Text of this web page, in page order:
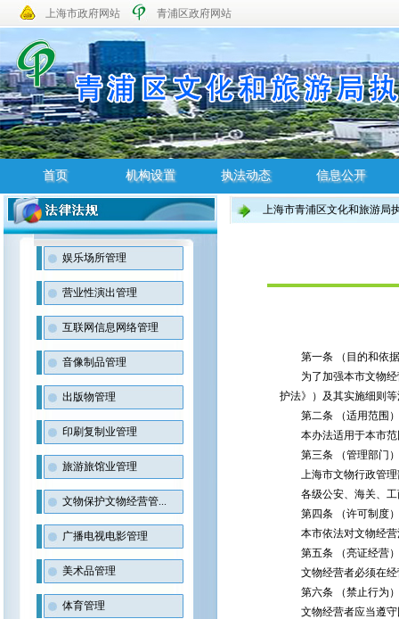
上海市政府网站 青浦区政府网站
首页
首页
机构设置
机构设置
执法动态
执法动态
信息公开
信息公开
娱乐场所管理
营业性演出管理
互联网信息网络管理
音像制品管理
出版物管理
印刷复制业管理
旅游旅馆业管理
文物保护文物经营管...
广播电视电影管理
美术品管理
体育管理
上海市青浦区文化和旅游局
第一条 （目的和依
为了加强本市文物经
护法》）及其实施细则
第二条 （适用范围）
本办法适用于本市范
第三条 （管理部门）
上海市文物行政管理
各级公安、海关、工
第四条 （许可制度）
本市依法对文物经营
第五条 （亮证经营）
文物经营者必须在经
第六条 （禁止行为）
文物经营者应当遵守